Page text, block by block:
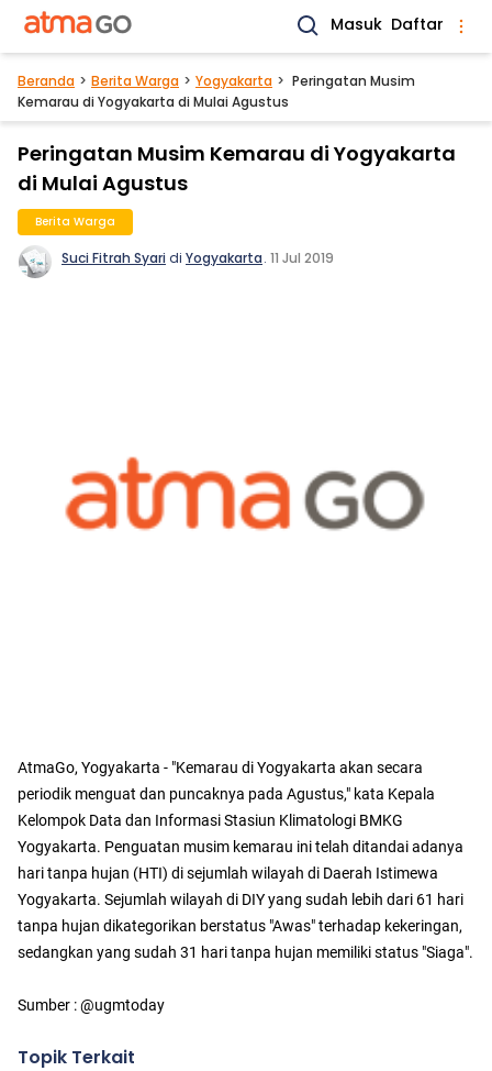
Masuk Daftar
Beranda Berita Warga Yogyakarta
Peringatan Musim
Kemarau di Yogyakarta di Mulai Agustus
Peringatan Musim Kemarau di Yogyakarta
di Mulai Agustus
Berita Warga
Suci Fitrah Syaridi Yogyakarta. 11 Jul 2019
AtmaGo, Yogyakarta - "Kemarau di Yogyakarta akan secara
periodik menguat dan puncaknya pada Agustus," kata Kepala
Kelompok Data dan Informasi Stasiun Klimatologi BMKG
Yogyakarta. Penguatan musim kemarau ini telah ditandai adanya
hari tanpa hujan (HTI) di sejumlah wilayah di Daerah Istimewa
Yogyakarta. Sejumlah wilayah di DIY yang sudah lebih dari 61 hari
tanpa hujan dikategorikan berstatus "Awas" terhadap kekeringan,
sedangkan yang sudah 31 hari tanpa hujan memiliki status "Siaga".
Sumber : @ugmtoday
Topik Terkait